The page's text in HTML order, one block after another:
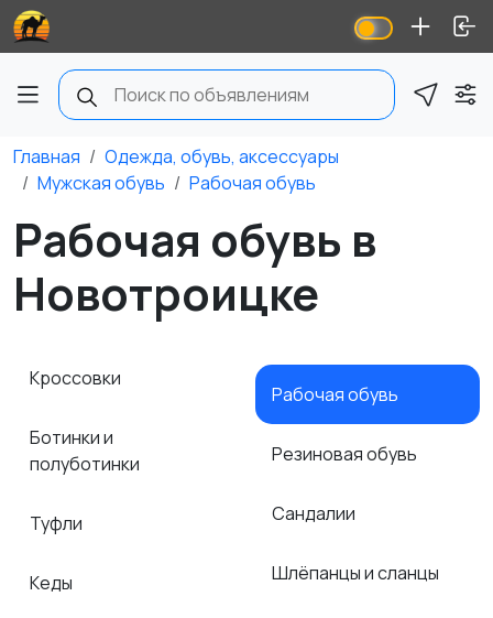
Главная
Одежда, обувь, аксессуары
Мужская обувь
Рабочая обувь
Рабочая обувь в
Новотроицке
Кроссовки
Ботинки и
полуботинки
Туфли
Кеды
Рабочая обувь
Резиновая обувь
Сандалии
Шлёпанцы и сланцы